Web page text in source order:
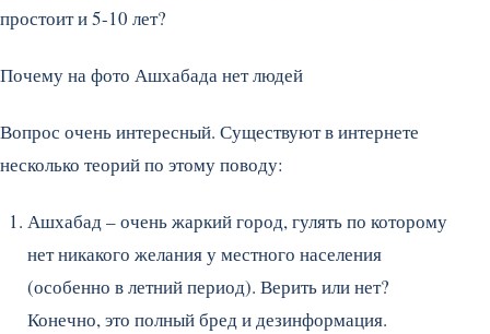
простоит и 5-10 лет?
Почему на фото Ашхабада нет людей
Вопрос очень интересный. Существуют в интернете
несколько теорий по этому поводу:
Ашхабад – очень жаркий город, гулять по которому
нет никакого желания у местного населения
(особенно в летний период). Верить или нет?
Конечно, это полный бред и дезинформация.